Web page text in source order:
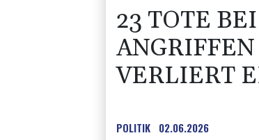
23 TOTE
VERLIERT
POLITIK 02.06.2026